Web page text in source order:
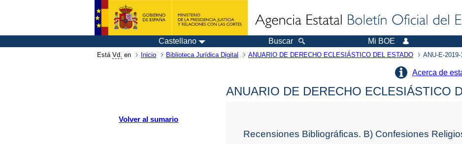
Castellano Buscar Mi BOE
Está Vd. en Inicio Biblioteca Jurídica Digital ANUARIO DE DERECHO ECLESIÁSTICO DEL ESTADO ANU-E-
Acerca de
Volver al sumario
ANUARIO DE DERECHO ECLESIÁSTICO
Recensiones Bibliográficas. B) Confesiones